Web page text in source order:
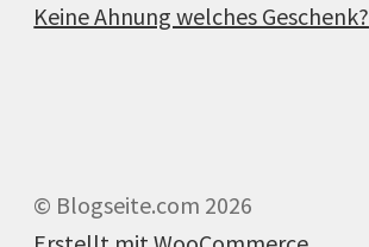
Keine Ahnung welches Geschenk?
© Blogseite.com 2026